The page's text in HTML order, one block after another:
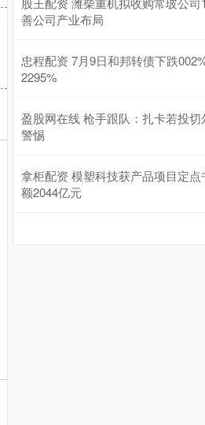
善公司产业布局
忠程配资 7月9日和邦转债下跌
2295%
盈股网在线 枪手跟队：扎卡若投
警惕
拿柜配资 模塑科技获产品项目定点
额2044亿元